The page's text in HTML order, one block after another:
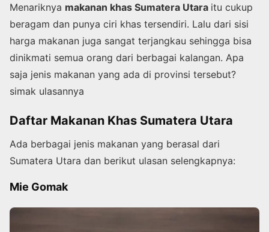
Menariknya makanan khas Sumatera Utara itu cukup
beragam dan punya ciri khas tersendiri. Lalu dari sisi
harga makanan juga sangat terjangkau sehingga bisa
dinikmati semua orang dari berbagai kalangan. Apa
saja jenis makanan yang ada di provinsi tersebut?
simak ulasannya
Daftar Makanan Khas Sumatera Utara
Ada berbagai jenis makanan yang berasal dari
Sumatera Utara dan berikut ulasan selengkapnya:
Mie Gomak